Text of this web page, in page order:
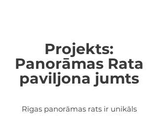
Projekts:
Panorāmas Rata
paviljona jumts
Rīgas panorāmas rats ir unikāls